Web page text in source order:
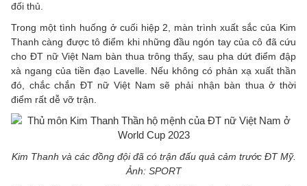
đối thủ.
Trong một tình huống ở cuối hiệp 2, màn trình xuất sắc của Kim
Thanh càng được tô điểm khi những đầu ngón tay của cô đã cứu
cho ĐT nữ Việt Nam bàn thua trông thấy, sau pha dứt điểm đập
xà ngang của tiền đạo Lavelle. Nếu không có phản xạ xuất thần
đó, chắc chắn ĐT nữ Việt Nam sẽ phải nhận bàn thua ở thời
điểm rất dễ vỡ trận.
Kim Thanh và các đồng đội đã có trận đấu quả cảm trước ĐT Mỹ.
Ảnh: SPORT